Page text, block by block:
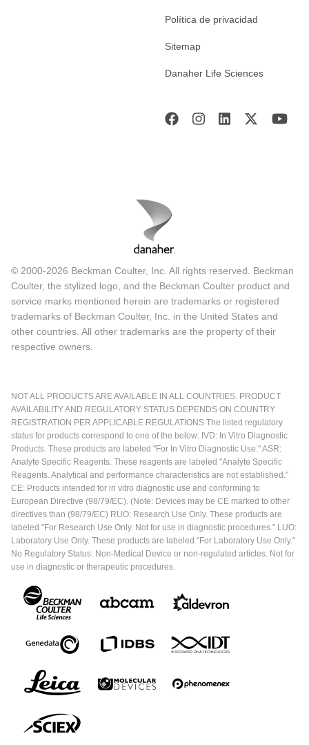
Política de privacidad
Sitemap
Danaher Life Sciences
© 2000-2026 Beckman Coulter, Inc. All rights reserved. Beckman
Coulter, the stylized logo, and the Beckman Coulter product and
service marks mentioned herein are trademarks or registered
trademarks of Beckman Coulter, Inc. in the United States and
other countries. All other trademarks are the property of their
respective owners.
NOT ALL PRODUCTS ARE AVAILABLE IN ALL COUNTRIES. PRODUCT
AVAILABILITY AND REGULATORY STATUS DEPENDS ON COUNTRY
REGISTRATION PER APPLICABLE REGULATIONS The listed regulatory
status for products correspond to one of the below: IVD: In Vitro Diagnostic
Products. These products are labeled "For In Vitro Diagnostic Use." ASR:
Analyte Specific Reagents. These reagents are labeled "Analyte Specific
Reagents. Analytical and performance characteristics are not established."
CE: Products intended for in vitro diagnostic use and conforming to
European Directive (98/79/EC). (Note: Devices may be CE marked to other
directives than (98/79/EC) RUO: Research Use Only. These products are
labeled "For Research Use Only. Not for use in diagnostic procedures." LUO:
Laboratory Use Only. These products are labeled "For Laboratory Use Only."
No Regulatory Status: Non-Medical Device or non-regulated articles. Not for
use in diagnostic or therapeutic procedures.